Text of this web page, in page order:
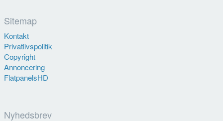
Sitemap
Kontakt
Privatlivspolitik
Copyright
Annoncering
FlatpanelsHD
Nyhedsbrev